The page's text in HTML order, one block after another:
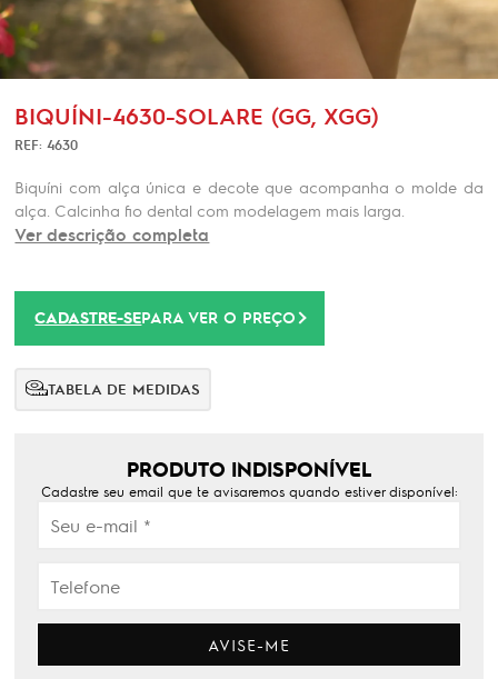
BIQUÍNI-4630-SOLARE (GG, XGG)
REF: 4630
Biquíni com alça única e decote que acompanha o molde da
alça. Calcinha fio dental com modelagem mais larga.
Ver descrição completa
CADASTRE-SEPARA VER O PREÇO
TABELA DE MEDIDAS
PRODUTO INDISPONÍVEL
Cadastre seu email que te avisaremos quando estiver disponível:
AVISE-ME